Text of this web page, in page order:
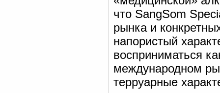
что SangSom
рынка и
напористый
восприниматься
международном
терруарные